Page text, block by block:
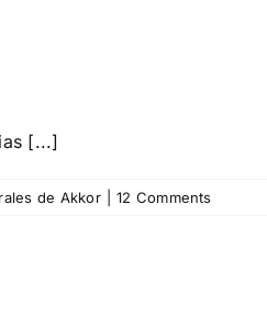
[...]
de Akkor 12 Comments